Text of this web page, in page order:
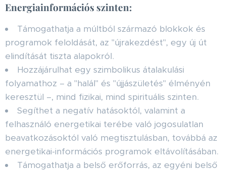
Energiainformációs szinten:
Támogathatja a múltból származó blokkok és
programok feloldását, az "újrakezdést", egy új út
elindítását tiszta alapokról.
Hozzájárulhat egy szimbolikus átalakulási
folyamathoz – a "halál" és "újjászületés" élményén
keresztül –, mind fizikai, mind spirituális szinten.
Segíthet a negatív hatásoktól, valamint a
felhasználó energetikai terébe való jogosulatlan
beavatkozásoktól való megtisztulásban, továbbá az
energetikai-információs programok eltávolításában.
Támogathatja a belső erőforrás, az egyéni belső